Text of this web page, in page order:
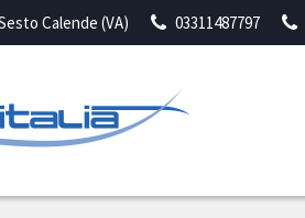
Calende (VA) 03311487797